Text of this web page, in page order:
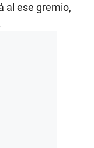
al ese gremio,